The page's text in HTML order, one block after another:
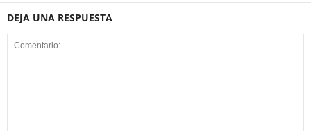
DEJA UNA RESPUESTA